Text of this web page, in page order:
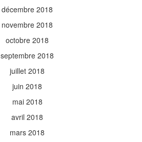
décembre 2018
novembre 2018
octobre 2018
septembre 2018
juillet 2018
juin 2018
mai 2018
avril 2018
mars 2018